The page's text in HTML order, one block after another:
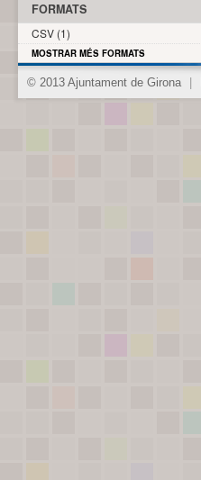
FORMATS
CSV (1)
MOSTRAR MÉS FORMATS
© 2013 Ajuntament de Girona